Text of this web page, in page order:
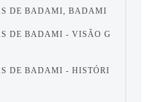
DE BADAMI, BADAMI
DE BADAMI - VISÃO G
DE BADAMI - HISTÓRI